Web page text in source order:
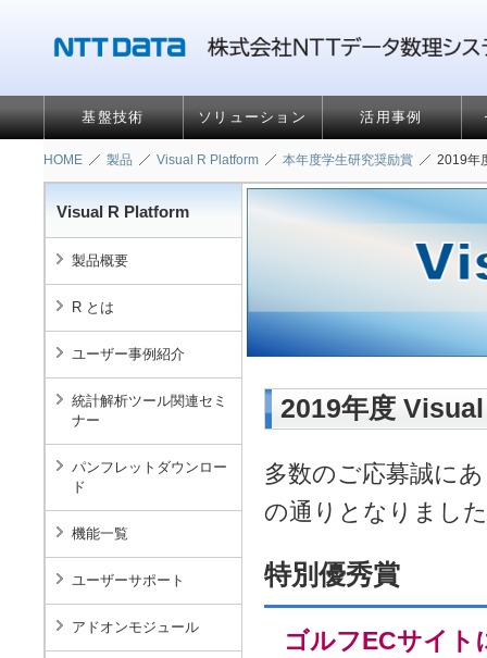
基盤技術 ソリューション 活用事例
HOME 製品 Visual R Platform 本年度学生研究奨励賞 2019年
2019年度
多数のご応募誠に
の通りとなりまし
特別優秀賞
ゴルフECサイト
Visual R Platform
製品概要
R とは
ユーザー事例紹介
統計解析ツール関連セミ
ナー
パンフレットダウンロー
ド
機能一覧
ユーザーサポート
アドオンモジュール